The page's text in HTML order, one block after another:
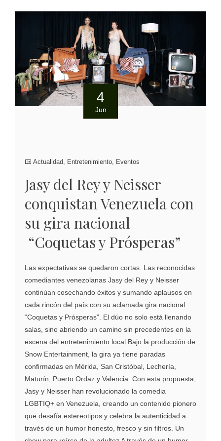
4
Jun
Actualidad Entretenimiento Eventos
Jasy del Rey y Neisser
conquistan Venezuela con
su gira nacional
“Coquetas y Prósperas”
Las expectativas se quedaron cortas. Las reconocidas
comediantes venezolanas Jasy del Rey y Neisser
continúan cosechando éxitos y sumando aplausos en
cada rincón del país con su aclamada gira nacional
“Coquetas y Prósperas”. El dúo no solo está llenando
salas, sino abriendo un camino sin precedentes en la
escena del entretenimiento local.Bajo la producción de
Snow Entertainment, la gira ya tiene paradas
confirmadas en Mérida, San Cristóbal, Lechería,
Maturín, Puerto Ordaz y Valencia. Con esta propuesta,
Jasy y Neisser han revolucionado la comedia
LGBTIQ+ en Venezuela, creando un contenido pionero
que desafía estereotipos y celebra la autenticidad a
través de un humor honesto, fresco y sin filtros. Un